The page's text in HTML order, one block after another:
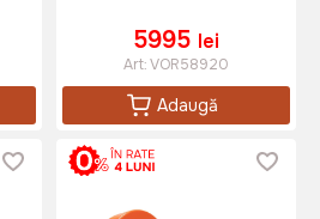
5995 lei
Art:VOR58920
Adaugă